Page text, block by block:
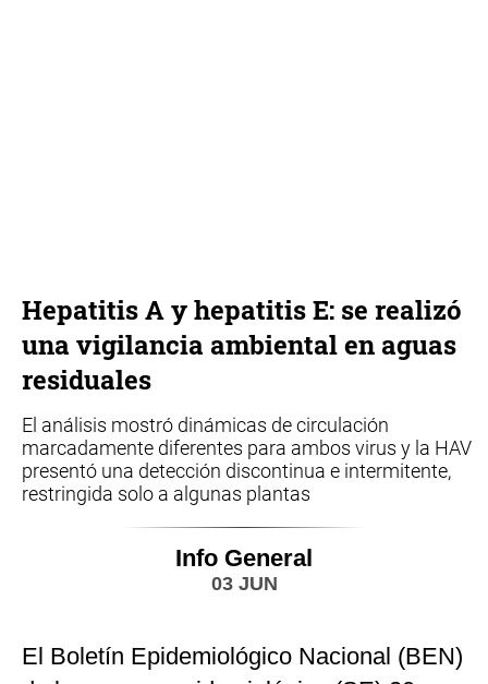
Hepatitis A y hepatitis E: se realizó
una vigilancia ambiental en aguas
residuales
El análisis mostró dinámicas de circulación
marcadamente diferentes para ambos virus y la HAV
presentó una detección discontinua e intermitente,
restringida solo a algunas plantas
Info General
03 JUN
El Boletín Epidemiológico Nacional (BEN)